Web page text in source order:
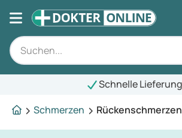
Schnelle Lieferung
Schmerzen
Rückenschmerzen